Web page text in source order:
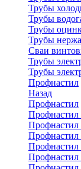
Трубы
Трубы
Трубы
Трубы
Сваи
Трубы
Трубы
Профнастил
Назад
Профнастил
Профнастил